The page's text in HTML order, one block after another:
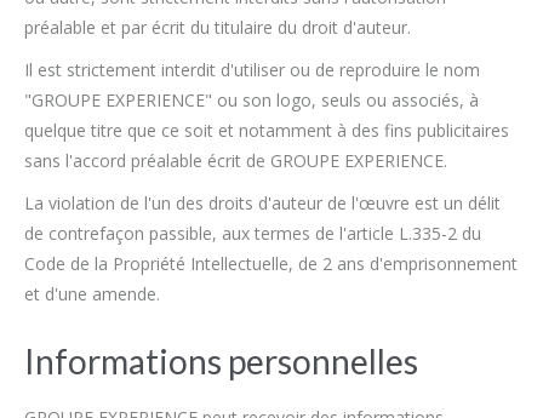
préalable et par écrit du titulaire du droit d'auteur.
Il est strictement interdit d'utiliser ou de reproduire le nom
"GROUPE EXPERIENCE" ou son logo, seuls ou associés, à
quelque titre que ce soit et notamment à des fins publicitaires
sans l'accord préalable écrit de GROUPE EXPERIENCE.
La violation de l'un des droits d'auteur de l'œuvre est un délit
de contrefaçon passible, aux termes de l'article L.335-2 du
Code de la Propriété Intellectuelle, de 2 ans d'emprisonnement
et d'une amende.
Informations personnelles